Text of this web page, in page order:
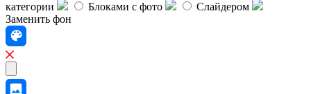
категории
Блоками с фото
Слайдером
Заменить фон